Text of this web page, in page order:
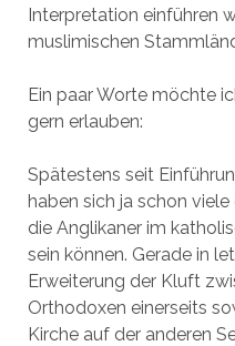
Interpretation einführen
muslimischen
Ein paar Worte möchte
gern erlauben:
Spätestens seit
haben sich ja schon
die Anglikaner im
sein können. Gerade in
Erweiterung der Kluft
Orthodoxen einerseits
Kirche auf der anderen